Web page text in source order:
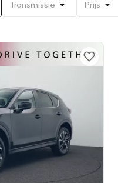
Transmissie Prijs